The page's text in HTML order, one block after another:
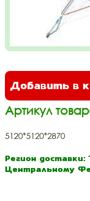
Добавить в
Артикул
5120*5120*2870
Регион
Центральному